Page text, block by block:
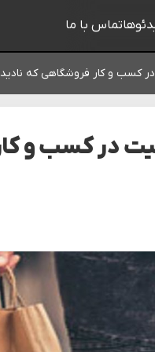
تماس با ما
کسب و کار فروشگاهی که
در کسب و